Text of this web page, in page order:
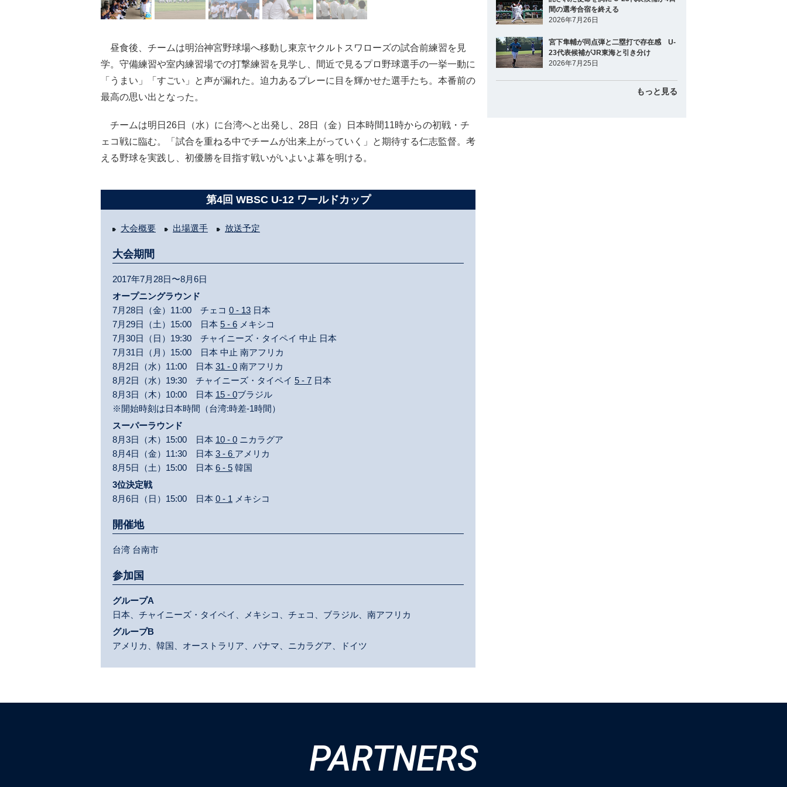
昼食後、チームは明治神宮野球場へ移動し東京ヤクルトスワローズの試合前練習を見
学。守備練習や室内練習場での打撃練習を見学し、間近で見るプロ野球選手の一挙一動に
「うまい」「すごい」と声が漏れた。迫力あるプレーに目を輝かせた選手たち。本番前の
最高の思い出となった。
チームは明日26日（水）に台湾へと出発し、28日（金）日本時間11時からの初戦・チ
ェコ戦に臨む。「試合を重ねる中でチームが出来上がっていく」と期待する仁志監督。考
える野球を実践し、初優勝を目指す戦いがいよいよ幕を明ける。
第4回 WBSC U-12 ワールドカップ
大会概要 出場選手 放送予定
大会期間
2017年7月28日〜8月6日
オープニングラウンド
7月28日（金）11:00 チェコ 0 - 13 日本
7月29日（土）15:00 日本 5 - 6 メキシコ
7月30日（日）19:30 チャイニーズ・タイペイ 中止 日本
7月31日（月）15:00 日本 中止 南アフリカ
8月2日（水）11:00 日本 31 - 0 南アフリカ
8月2日（水）19:30 チャイニーズ・タイペイ 5 - 7 日本
8月3日（木）10:00 日本 15 - 0ブラジル
※開始時刻は日本時間（台湾:時差-1時間）
スーパーラウンド
8月3日（木）15:00 日本 10 - 0 ニカラグア
8月4日（金）11:30 日本 3 - 6 アメリカ
8月5日（土）15:00 日本 6 - 5 韓国
3位決定戦
8月6日（日）15:00 日本 0 - 1 メキシコ
開催地
台湾 台南市
参加国
グループA
日本、チャイニーズ・タイペイ、メキシコ、チェコ、ブラジル、南アフリカ
グループB
アメリカ、韓国、オーストラリア、パナマ、ニカラグア、ドイツ
間の選考合宿を終える
2026年7月26日
宮下隼輔が同点弾と二塁打で存在感 U-
23代表候補がJR東海と引き分け
2026年7月25日
もっと見る
PARTNERS